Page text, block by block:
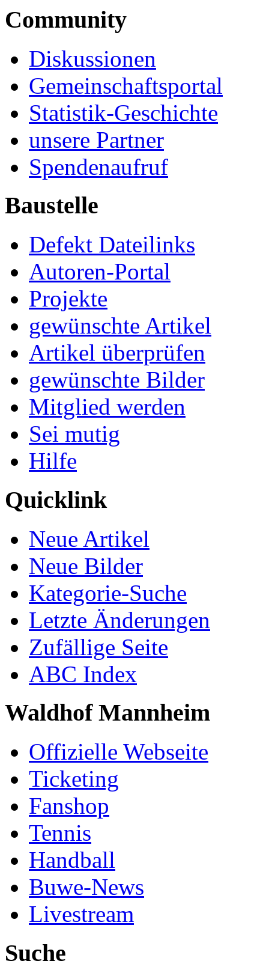
Community
Diskussionen
Gemeinschaftsportal
Statistik-Geschichte
unsere Partner
Spendenaufruf
Baustelle
Defekt Dateilinks
Autoren-Portal
Projekte
gewünschte Artikel
Artikel überprüfen
gewünschte Bilder
Mitglied werden
Sei mutig
Hilfe
Quicklink
Neue Artikel
Neue Bilder
Kategorie-Suche
Letzte Änderungen
Zufällige Seite
ABC Index
Waldhof Mannheim
Offizielle Webseite
Ticketing
Fanshop
Tennis
Handball
Buwe-News
Livestream
Suche